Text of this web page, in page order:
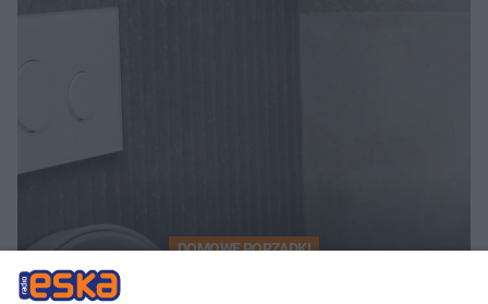
DOMOWE PORZĄDKI
Hiszpański sposób na czystą